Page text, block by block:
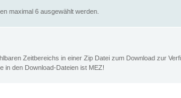
maximal 6 ausgewählt werden.
Zeitbereichs in einer Zip Datei zum Download zur
in den Download-Dateien ist MEZ!